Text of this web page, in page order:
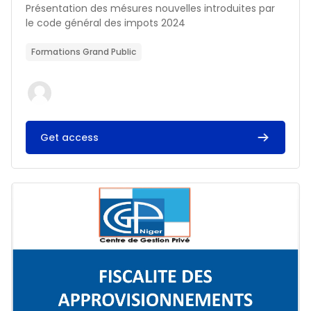
Résumé du cours :
Présentation des mésures nouvelles introduites par
le code général des impots 2024
Formations Grand Public
Get access
Image du cours FISCALITE DES APPROVISIONNEMENTS